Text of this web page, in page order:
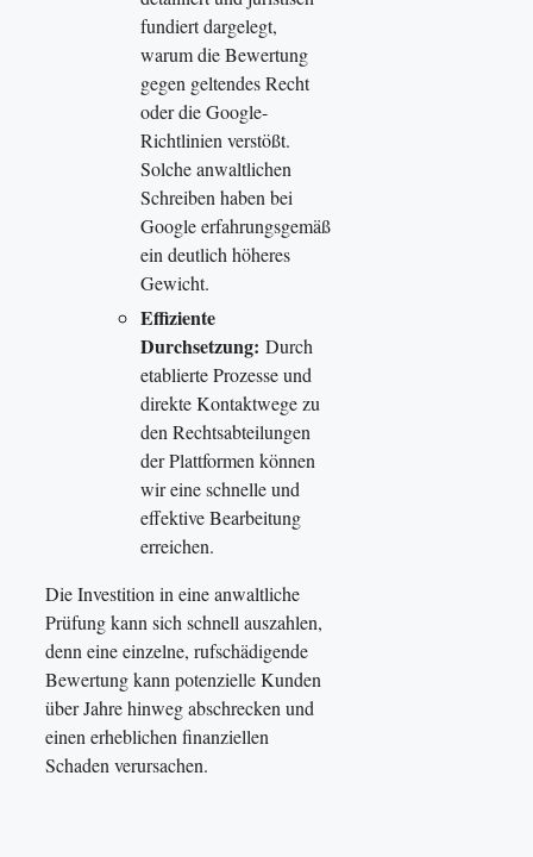
fundiert dargelegt,
warum die Bewertung
gegen geltendes Recht
oder die Google-
Richtlinien verstößt.
Solche anwaltlichen
Schreiben haben bei
Google erfahrungsgemäß
ein deutlich höheres
Gewicht.
Effiziente
Durchsetzung: Durch
etablierte Prozesse und
direkte Kontaktwege zu
den Rechtsabteilungen
der Plattformen können
wir eine schnelle und
effektive Bearbeitung
erreichen.
Die Investition in eine anwaltliche
Prüfung kann sich schnell auszahlen,
denn eine einzelne, rufschädigende
Bewertung kann potenzielle Kunden
über Jahre hinweg abschrecken und
einen erheblichen finanziellen
Schaden verursachen.